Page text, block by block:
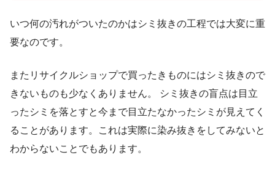
いつ何の汚れがついたのかはシミ抜きの工程では大変に重
要なのです。
またリサイクルショップで買ったきものにはシミ抜きので
きないものも少なくありません。 シミ抜きの盲点は目立
ったシミを落とすと今まで目立たなかったシミが見えてく
ることがあります。これは実際に染み抜きをしてみないと
わからないことでもあります。